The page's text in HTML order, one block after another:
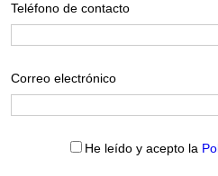
Teléfono de contacto
Correo electrónico
He leído y acepto la